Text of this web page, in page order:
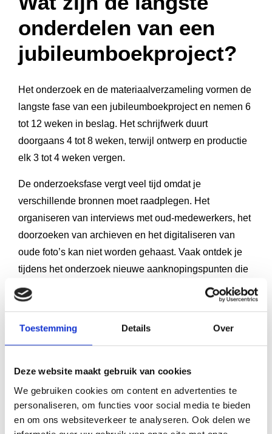
Toestemming Details Over
Deze website maakt gebruik van cookies
We gebruiken cookies om content en advertenties te
personaliseren, om functies voor social media te bieden
en om ons websiteverkeer te analyseren. Ook delen we
onderdelen van een
jubileumboekproject?
Het onderzoek en de materiaalverzameling vormen de
langste fase van een jubileumboekproject en nemen 6
tot 12 weken in beslag. Het schrijfwerk duurt
doorgaans 4 tot 8 weken, terwijl ontwerp en productie
elk 3 tot 4 weken vergen.
De onderzoeksfase vergt veel tijd omdat je
verschillende bronnen moet raadplegen. Het
organiseren van interviews met oud-medewerkers, het
doorzoeken van archieven en het digitaliseren van
oude foto’s kan niet worden gehaast. Vaak ontdek je
tijdens het onderzoek nieuwe aanknopingspunten die
verder uitgezocht moeten worden.
Het schrijfproces hangt af van de beschikbaarheid van
je interne redactieteam of externe schrijvers. Feedback
van verschillende stakeholders en het doorvoeren van
revisierondes.
Het goedkeuringsproces loopt door alle fasen heen en